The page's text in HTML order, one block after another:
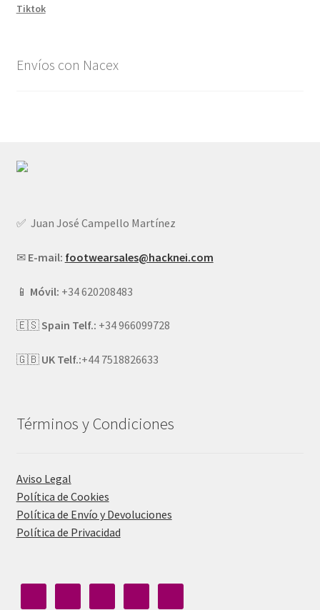
Tiktok
Envíos con Nacex
✅ Juan José Campello Martínez
✉ E-mail: footwearsales@hacknei.com
📱 Móvil: +34 620208483
🇪🇸Spain Telf.: +34 966099728
🇬🇧 UK Telf.:+44 7518826633
Términos y Condiciones
Aviso Legal
Política de Cookies
Política de Envío y Devoluciones
Política de Privacidad